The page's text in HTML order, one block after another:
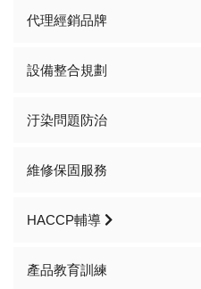
代理經銷品牌
設備整合規劃
汙染問題防治
維修保固服務
HACCP輔導
產品教育訓練